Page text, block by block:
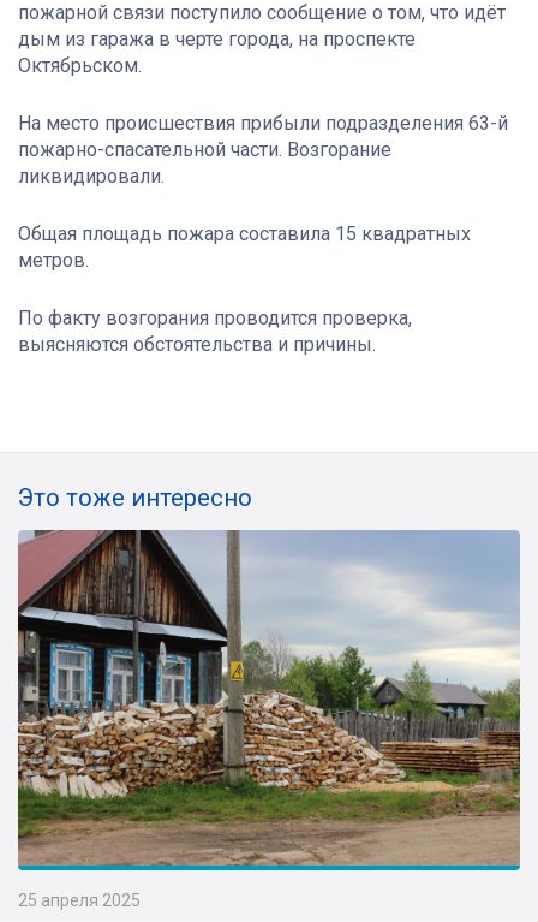
пожарной связи поступило сообщение о том, что идёт
дым из гаража в черте города, на проспекте
Октябрьском.
На место происшествия прибыли подразделения 63-й
пожарно-спасательной части. Возгорание
ликвидировали.
Общая площадь пожара составила 15 квадратных
метров.
По факту возгорания проводится проверка,
выясняются обстоятельства и причины.
Это тоже интересно
25 апреля 2025